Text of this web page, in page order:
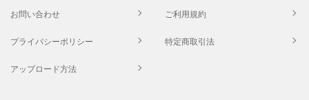
お問い合わせ ご利用規約
プライバシーポリシー 特定商取引法
アップロード方法